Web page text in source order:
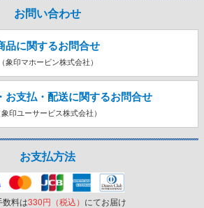
お問い合わせ
品に関するお問合せ
（象印マホービン株式会社）
お支払・配送に関するお問合せ
象印ユーサービス株式会社）
お支払方法
数料は330円（税込） にてお届け